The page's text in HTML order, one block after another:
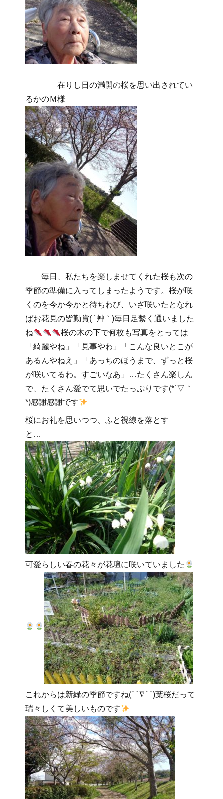
在りし日の満開の桜を思い出されてい
るかのＭ様
毎日、私たちを楽しませてくれた桜も次の
季節の準備に入ってしまったようです。桜が咲
くのを今か今かと待ちわび、いざ咲いたとなれ
ばお花見の皆勤賞( ´艸｀)毎日足繫く通いました
ね
桜の木の下で何枚も写真をとっては
「綺麗やね」「見事やわ」「こんな良いとこが
あるんやねえ」「あっちのほうまで、ずっと桜
が咲いてるわ。すごいなあ」…たくさん楽しん
で、たくさん愛でて思いでたっぷりです(*´▽｀
*)感謝感謝です
桜にお礼を思いつつ、ふと視線を落とす
と…
可愛らしい春の花々が花壇に咲いていました
これからは新緑の季節ですね(⌒∇⌒)葉桜だって
瑞々しくて美しいものです